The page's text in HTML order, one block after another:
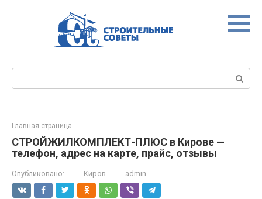
Главная страница
СТРОЙЖИЛКОМПЛЕКТ-ПЛЮС в Кирове —
телефон, адрес на карте, прайс, отзывы
Опубликовано: Киров admin